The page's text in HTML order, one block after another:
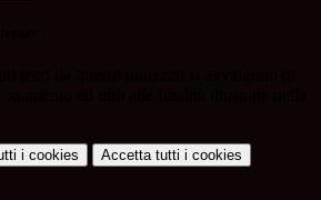
i cookies Accetta tutti i cookies